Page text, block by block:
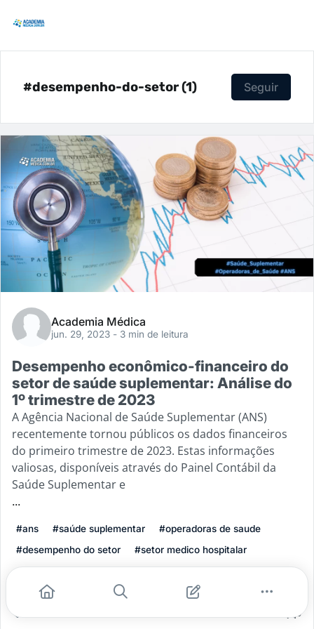
#desempenho-do-setor (1) Seguir
Academia Médica
jun. 29, 2023 - 3 min de leitura
Desempenho econômico-financeiro do
setor de saúde suplementar: Análise do
1º trimestre de 2023
A Agência Nacional de Saúde Suplementar (ANS)
recentemente tornou públicos os dados financeiros
do primeiro trimestre de 2023. Estas informações
valiosas, disponíveis através do Painel Contábil da
Saúde Suplementar e
...
#ans #saúde suplementar
#operadoras de saude
#desempenho do setor
#setor medico hospitalar
Leia mais
0